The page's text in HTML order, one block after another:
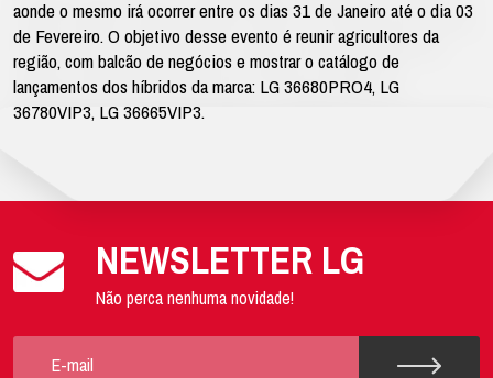
aonde o mesmo irá ocorrer entre os dias 31 de Janeiro até o dia 03
de Fevereiro. O objetivo desse evento é reunir agricultores da
região, com balcão de negócios e mostrar o catálogo de
lançamentos dos híbridos da marca: LG 36680PRO4, LG
36780VIP3, LG 36665VIP3.
NEWSLETTER LG
Não perca nenhuma novidade!